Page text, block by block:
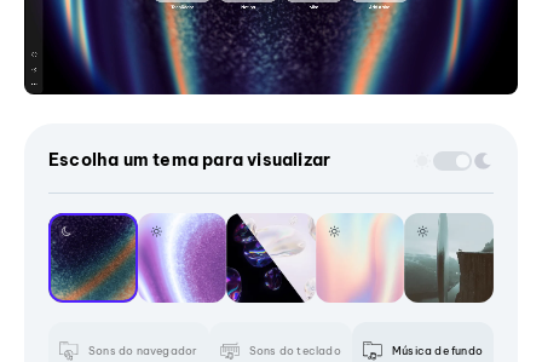
Escolha um tema para visualizar
Sons do navegador Sons do teclado Música de fundo